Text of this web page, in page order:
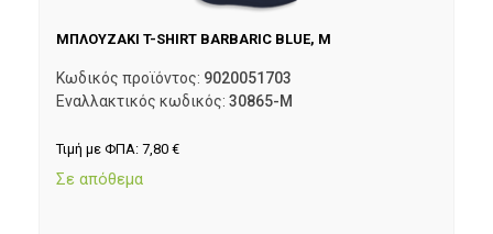
ΜΠΛΟΥΖΑΚΙ T-SHIRT BARBARIC BLUE, M
Κωδικός προϊόντος: 9020051703
Εναλλακτικός κωδικός: 30865-M
Τιμή με ΦΠΑ: 7,80 €
Σε απόθεμα